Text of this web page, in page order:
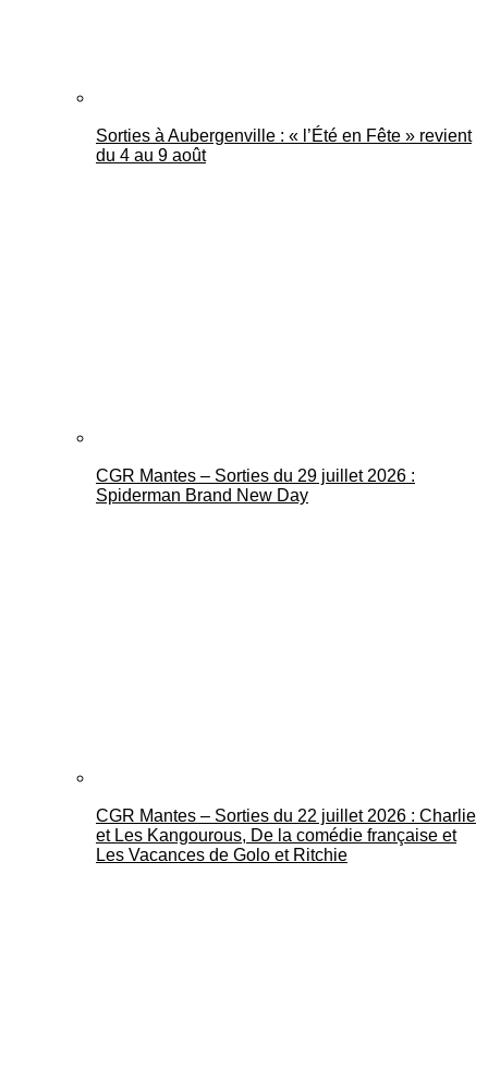
Sorties à Aubergenville : « l’Été en Fête » revient
du 4 au 9 août
CGR Mantes – Sorties du 29 juillet 2026 :
Spiderman Brand New Day
CGR Mantes – Sorties du 22 juillet 2026 : Charlie
et Les Kangourous, De la comédie française et
Les Vacances de Golo et Ritchie